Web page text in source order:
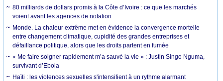
80 milliards de dollars promis à la Côte d’Ivoire : ce que les marchés
voient avant les agences de notation
Monde. La chaleur extrême met en évidence la convergence mortelle
entre changement climatique, cupidité des grandes entreprises et
défaillance politique, alors que les droits partent en fumée
« Me faire soigner rapidement m’a sauvé la vie » : Justin Singo Nguma,
survivant d’Ebola
Haïti : les violences sexuelles s'intensifient à un rythme alarmant